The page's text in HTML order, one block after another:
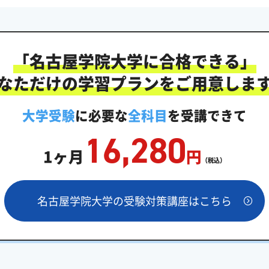
「名古屋学院大学に合格できる」
ただけの学習プランをご用意しま
大学受験に必要な全科目を受講できて
1ヶ月 16,280円 （税込）
名古屋学院大学の受験対策講座はこちら